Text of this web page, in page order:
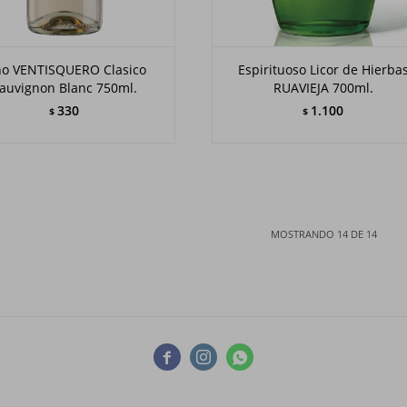
VENTISQUERO Clasico
Blanc 750ml.
$ 330
Espirituoso Licor de
RUAVIEJA 700ml.
$ 1.100
MOSTRANDO 14DE 14
  